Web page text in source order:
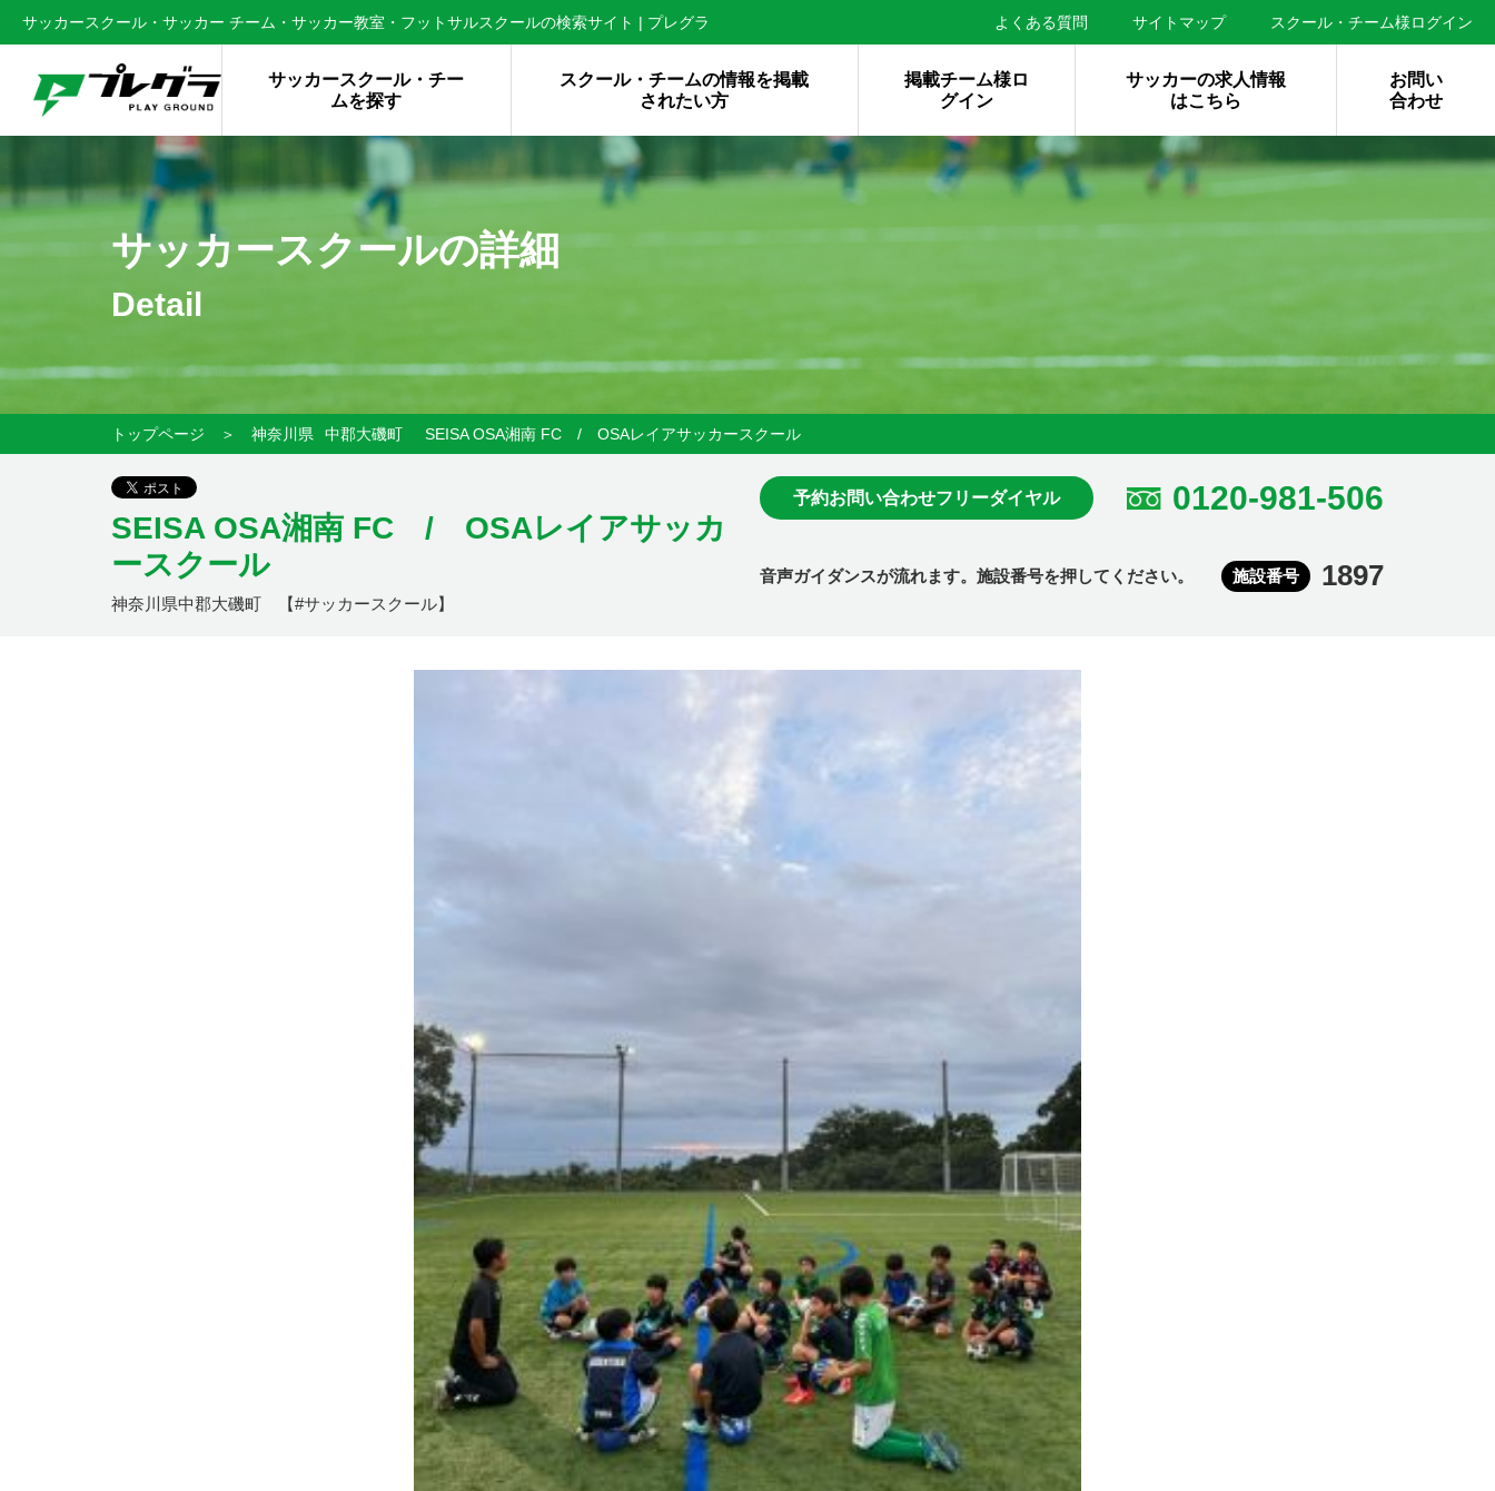
サッカースクール・サッカー チーム・サッカー教室・フットサルスクールの検索サイト | プレグラ よくある質問 サイトマップ スクール・チーム様ログイン
サッカースクール・チー
ムを探す
スクール・チームの情報を掲載
されたい方
掲載チーム様ロ
グイン
サッカーの求人情報
はこちら
お問い
合わせ
サッカースクールの詳細
Detail
トップページ ＞ 神奈川県 中郡大磯町 SEISA OSA湘南 FC / OSAレイアサッカースクール
SEISA OSA湘南 FC / OSAレイアサッカ
ースクール
神奈川県中郡大磯町 【#サッカースクール】
予約お問い合わせフリーダイヤル 0120-981-506
音声ガイダンスが流れます。施設番号を押してください。 施設番号 1897